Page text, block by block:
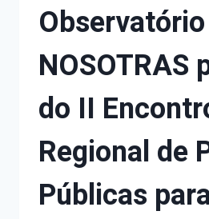
Observatório
NOSOTRAS
do II
Regional de
Públicas